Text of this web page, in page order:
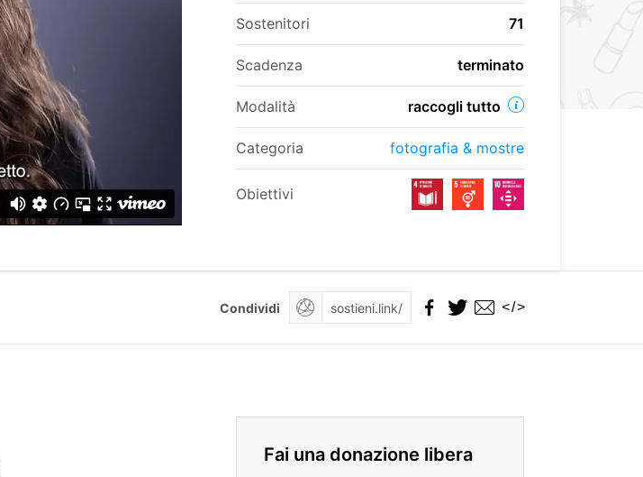
Sostenitori 71
Scadenza terminato
Modalità raccogli tutto
Categoria fotografia & mostre
Obiettivi
Condividi </>
Fai una donazione libera